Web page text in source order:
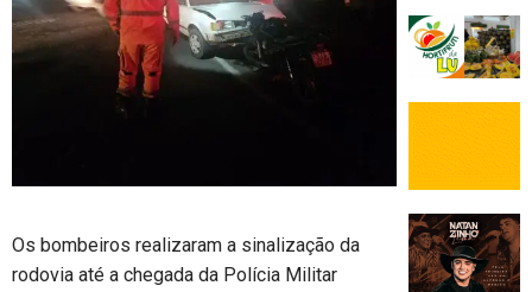
Os bombeiros realizaram a sinalização da
rodovia até a chegada da Polícia Militar